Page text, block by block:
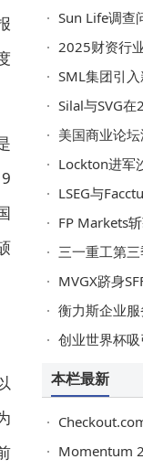
Sun Life调查问
2025财资行业发
SML集团引
Silal与SVG
美国商业论坛汇
Lockton进军沙特阿拉伯
LSEG与
FP Markets
三一重工第三季度
MVGX跻身SFF2025"
衡力斯企业服务 ----
创业世界杯
本栏最新
Checkout.com 启用
Momentum